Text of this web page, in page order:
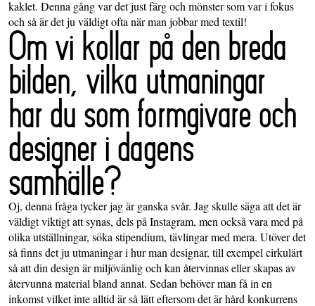
kaklet. Denna gång var det just färg och mönster som var i fokus
och så är det ju väldigt ofta när man jobbar med textil!
Om vi kollar på den breda
bilden, vilka utmaningar
har du som formgivare och
designer i dagens
samhälle?
Oj, denna fråga tycker jag är ganska svår. Jag skulle säga att det är
väldigt viktigt att synas, dels på Instagram, men också vara med på
olika utställningar, söka stipendium, tävlingar med mera. Utöver det
så finns det ju utmaningar i hur man designar, till exempel cirkulärt
så att din design är miljövänlig och kan återvinnas eller skapas av
återvunna material bland annat. Sedan behöver man få in en
inkomst vilket inte alltid är så lätt eftersom det är hård konkurrens